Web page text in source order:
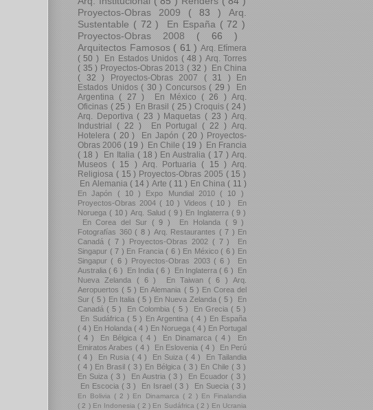
Proyectos-Obras 2009 ( 83 ) Arq.
Sustentable ( 72 ) En España ( 72 )
Proyectos-Obras 2008 ( 66 )
Arquitectos Famosos ( 61 ) Arq. Efímera
( 50 )
En Estados Unidos ( 48 ) Arq. Torres
( 35 ) Proyectos-Obras 2013 ( 32 )
En China
( 32 )
Proyectos-Obras 2007 ( 31 )
En
Estados Unidos ( 30 ) Concursos ( 29 )
En
Argentina( 27 ) En México( 26 )Arq.
Oficinas ( 25 ) En Brasil( 25 ) Croquis( 24 )
Arq. Deportiva( 23 ) Maquetas( 23 )Arq.
Industrial ( 22 ) En Portugal( 22 )Arq.
Hotelera ( 20 ) En Japón ( 20 ) Proyectos-
Obras 2006( 19 ) En Chile( 19 )
En Francia
( 18 )
En Italia ( 18 ) En Australia( 17 )Arq.
Museos( 15 ) Arq. Portuaria( 15 )Arq.
Religiosa ( 15 ) Proyectos-Obras 2005 ( 15 )
En Alemania ( 14 ) Arte ( 11 ) En China( 11 )
En Japón ( 10 ) Expo Mundial 2010( 10 )
Proyectos-Obras 2004( 10 ) Videos ( 10 )
En
Noruega ( 10 )Arq. Salud ( 9 ) En Inglaterra ( 9 )
En Corea del Sur ( 9 ) En Holanda ( 9 )
Fotografías 360 ( 8 ) Arq. Restaurantes ( 7 ) En
Canadá ( 7 ) Proyectos-Obras 2002 ( 7 )
En
Singapur ( 7 ) En Francia( 6 ) En México ( 6 ) En
Singapur ( 6 ) Proyectos-Obras 2003 ( 6 )
En
Australia( 6 ) En India( 6 ) En Inglaterra ( 6 )
En
Nueva Zelanda ( 6 ) En Taiwan ( 6 )Arq.
Aeropuertos( 5 ) En Alemania ( 5 ) En Corea del
Sur ( 5 ) En Italia ( 5 ) En Nueva Zelanda( 5 )
En
Canadá( 5 ) En Colombia( 5 ) En Grecia ( 5 )
En Sudáfrica ( 5 ) En Argentina ( 4 ) En España
( 4 ) En Holanda( 4 ) En Noruega ( 4 ) En Portugal
( 4 )
En Bélgica ( 4 ) En Dinamarca ( 4 )
En
Emiratos Arabes ( 4 ) En Eslovenia ( 4 )
En Perú
( 4 )
En Rusia ( 4 ) En Suiza ( 4 )
En Tailandia
( 4 ) En Brasil ( 3 ) En Bélgica ( 3 ) En Chile ( 3 )
En Suiza ( 3 ) En Austria ( 3 ) En Ecuador( 3 )
En Escocia ( 3 ) En Israel ( 3 ) En Suecia ( 3 )
En Bolivia( 2 ) En Dinamarca ( 2 ) En Finalandia
( 2 ) En Indonesia( 2 ) En Sudáfrica ( 2 ) En Ucrania